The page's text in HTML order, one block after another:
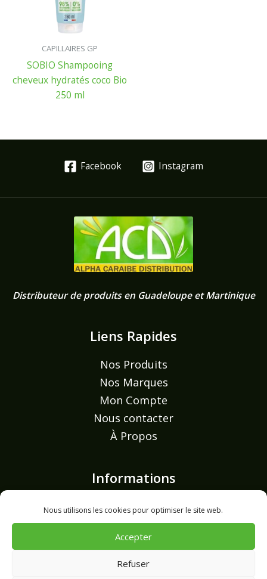
Nous utilisons les cookies pour optimiser le site web.
Accepter
Refuser
CAPILLAIRES GP
SOBIO Shampooing
cheveux hydratés coco Bio
250 ml
Facebook Instagram
Distributeur de produits en Guadeloupe et Martinique
Liens Rapides
Nos Produits
Nos Marques
Mon Compte
Nous contacter
À Propos
Informations
Mentions légales
Politique de confidentialité
Politique de cookies (UE)